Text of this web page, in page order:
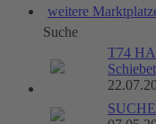
weitere
Suche
T74